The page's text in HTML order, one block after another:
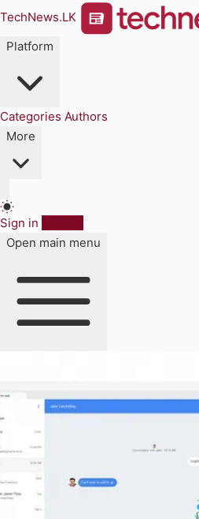
TechNews.LK
Platform
Categories Authors
More
Sign in
Open main menu